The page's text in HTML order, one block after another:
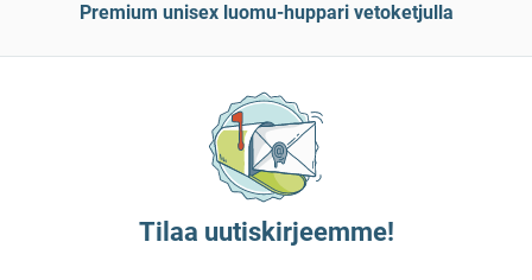
Premium unisex luomu-huppari vetoketjulla
Tilaa uutiskirjeemme!